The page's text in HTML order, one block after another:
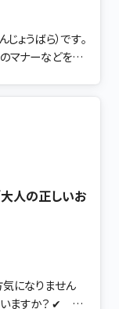
ず
れた
ょうばら）です。
マナーなどをお
て頂いておりま
多く 話す
出た対応でし
大人の正しいお
気になりません